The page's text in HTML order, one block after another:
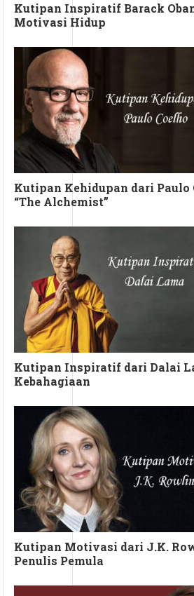
Kutipan Inspiratif Barack
Motivasi Hidup
Kutipan Kehidupan dari Paulo
“The Alchemist”
Kutipan Inspiratif dari Dalai
Kebahagiaan
Kutipan Motivasi dari J.K.
Penulis Pemula